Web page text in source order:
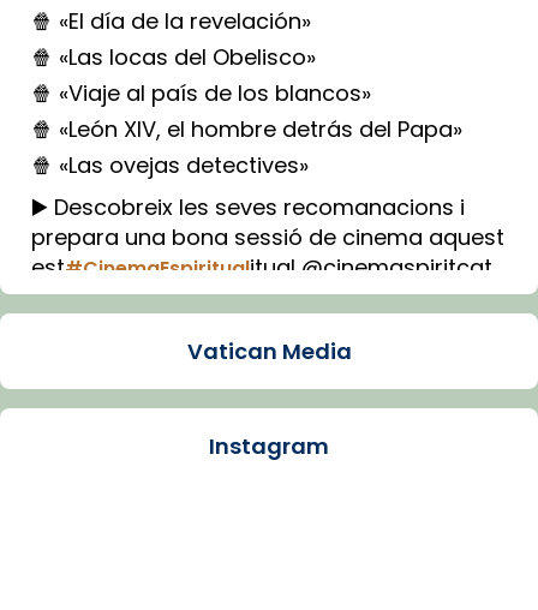
🍿 «El día de la revelación»
🍿 «Las locas del Obelisco»
🍿 «Viaje al país de los blancos»
🍿 «León XIV, el hombre detrás del Papa»
🍿 «Las ovejas detectives»
▶️ Descobreix les seves recomanacions i
prepara una bona sessió de cinema aquest
est#CinemaEspiritualitual @cinemaspiritcat
Imatge: Generada amb IA (OpenAI)
Arquebisbat de Barcelona
Vatican Media
Instagram